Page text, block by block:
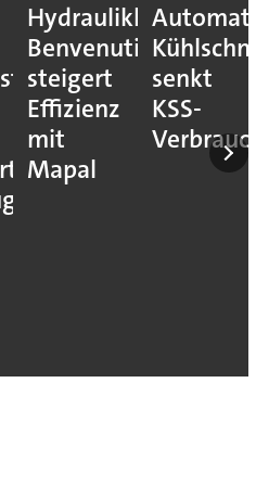
Hydraulikhersteller
Benvenuti
steigert
Effizienz
mit
Mapal
senkt
KSS-